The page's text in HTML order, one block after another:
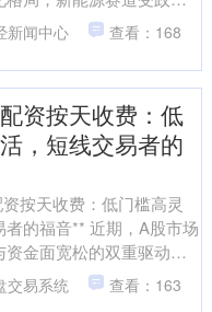
强，而前期热炒的AI算
获....
新闻中心 查看：168
资按天收费：低
，短线交易者的
按天收费：低门槛高灵
者的福音** 近期，A股市场
资金面宽松的双重驱动
性分化行情。新能源、
板块持....
交易系统 查看：163